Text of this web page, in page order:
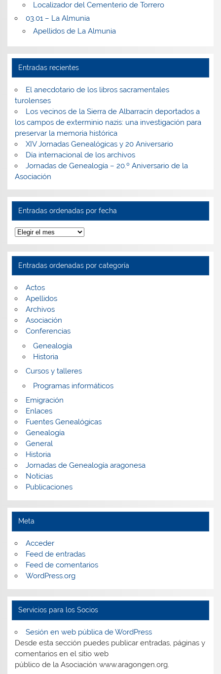
Localizador del Cementerio de Torrero
03.01 – La Almunia
Apellidos de La Almunia
Entradas recientes
El anecdotario de los libros sacramentales
turolenses
Los vecinos de la Sierra de Albarracín deportados a
los campos de exterminio nazis: una investigación para
preservar la memoria histórica
XIV Jornadas Genealógicas y 20 Aniversario
Día internacional de los archivos
Jornadas de Genealogía – 20.º Aniversario de la
Asociación
Entradas ordenadas por fecha
Entradas
ordenadas
por
fecha
Entradas ordenadas por categoría
Actos
Apellidos
Archivos
Asociación
Conferencias
Genealogía
Historia
Cursos y talleres
Programas informáticos
Emigración
Enlaces
Fuentes Genealógicas
Genealogía
General
Historia
Jornadas de Genealogía aragonesa
Noticias
Publicaciones
Meta
Acceder
Feed de entradas
Feed de comentarios
WordPress.org
Servicios para los Socios
Sesión en web pública de WordPress
Desde esta sección puedes publicar entradas, páginas y
comentarios en el sitio web
público de la Asociación www.aragongen.org.